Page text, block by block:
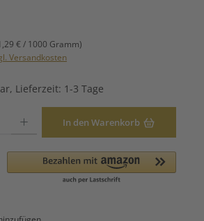
€ / 1000 Gramm)
Versandkosten
Lieferzeit: 1-3 Tage
In den Warenkorb